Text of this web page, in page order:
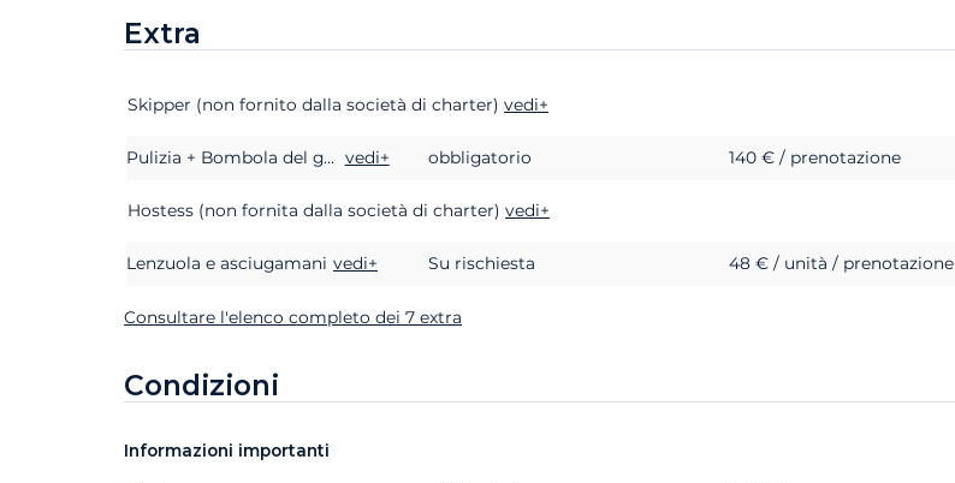
Extra
Extra Stato Prezzo
Skipper (non fornito dalla società di charter) vedi+
Pulizia + Bombola del gas vedi+ obbligatorio 140 € / prenotazione
Hostess (non fornita dalla società di charter) vedi+
Lenzuola e asciugamani vedi+ Su rischiesta 48 € / unità / prenotazione
Consultare l'elenco completo dei 7 extra
Condizioni
Informazioni importanti